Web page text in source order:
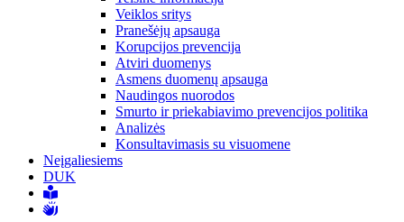
Veiklos sritys
Pranešėjų apsauga
Korupcijos prevencija
Atviri duomenys
Asmens duomenų apsauga
Naudingos nuorodos
Smurto ir priekabiavimo prevencijos politika
Analizės
Konsultavimasis su visuomene
Neįgaliesiems
DUK